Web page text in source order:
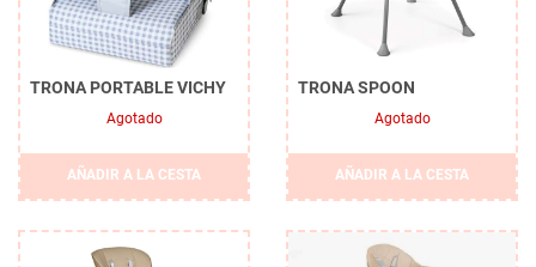
TRONA PORTABLE VICHY
Agotado
AÑADIR A LA CESTA
TRONA SPOON
Agotado
AÑADIR A LA CESTA